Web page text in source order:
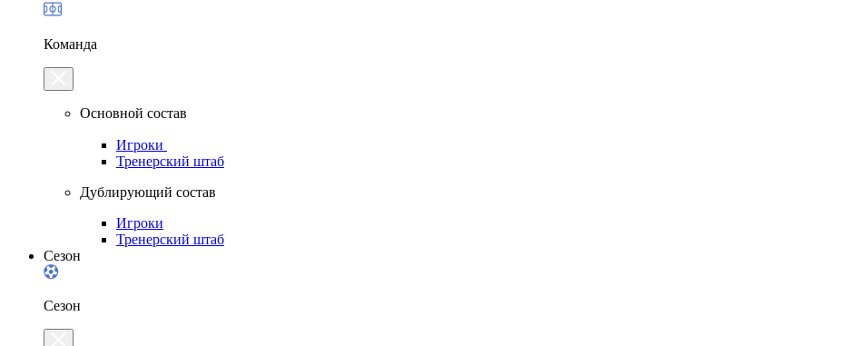
Команда
Основной состав
Игроки
Тренерский штаб
Дублирующий состав
Игроки
Тренерский штаб
Сезон
Сезон